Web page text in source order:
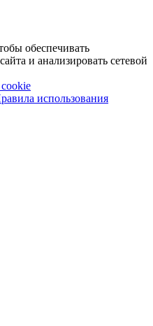
обеспечивать
и анализировать сетевой
использования